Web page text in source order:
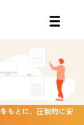
もとに、圧倒的に安